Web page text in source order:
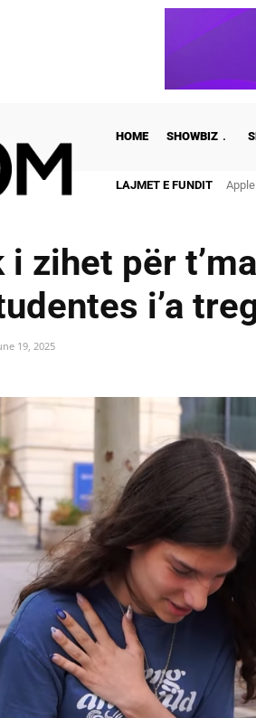
HOME SHOWBIZ
LAJMET E FUNDITApple
i zihet për
i’a
19, 2025